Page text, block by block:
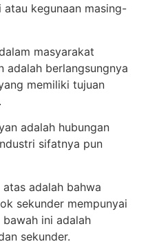
kegunaan masing-
masyarakat
adalah berlangsungnya
memiliki tujuan
adalah hubungan
sifatnya pun
adalah bahwa
sekunder mempunyai
ini adalah
sekunder.